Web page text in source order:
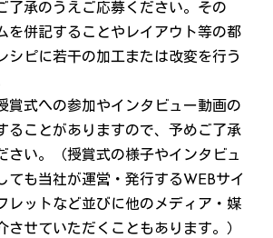
了承のうえご応募ください。その
を併記することやレイアウト等の都
シピに若干の加工または改変を行う
賞式への参加やインタビュー動画の
ることがありますので、予めご了承
さい。（授賞式の様子やインタビュ
ても当社が運営・発行するWEBサイ
レットなど並びに他のメディア・媒
させていただくこともあります。）